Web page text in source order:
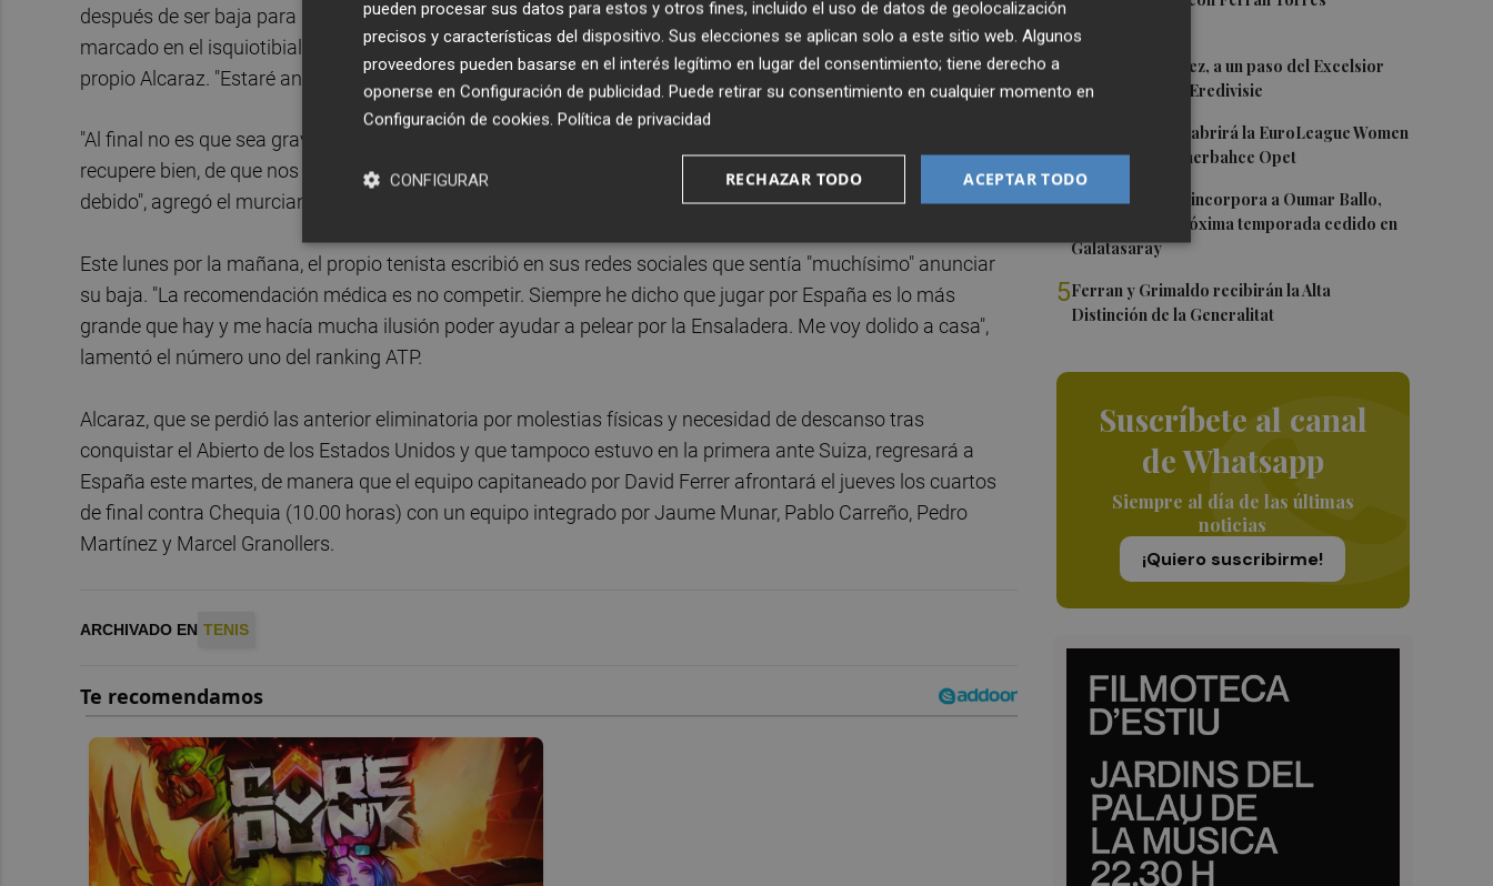
2
Mario Domínguez, a un paso del Excelsior
Róterdam de la Eredivisie
Valencia Basket abrirá la EuroLeague Women
en casa ante Fenerbahce Opet
4Valencia Basket incorpora a Oumar Ballo,
que jugará la próxima temporada cedido en
Galatasaray
5Ferran y Grimaldo recibirán la Alta
Distinción de la Generalitat
Suscríbete al canal
de Whatsapp
Siempre al día de las últimas
noticias
¡Quiero suscribirme!
después de ser baja para la 'Final a 8' de la Davis por una "sobrecarga muscular importante con edema
marcado en el isquiotibial" de la pierna derecha, según comunicó la Real Federación Española de Tenis y el
propio Alcaraz. "Estaré animando al equipo desde casa y dándole todo mi apoyo", aseguró en RTVE.
"Al final no es que sea grave, pero siempre hay ese riesgo de romperme, de que quede cicatriz y no se
recupere bien, de que nos dé problemas el día de mañana. Hay que cuidarse y recuperarlo en el tiempo
debido", agregó el murciano sobre su lesión.
Este lunes por la mañana, el propio tenista escribió en sus redes sociales que sentía "muchísimo" anunciar
su baja. "La recomendación médica es no competir. Siempre he dicho que jugar por España es lo más
grande que hay y me hacía mucha ilusión poder ayudar a pelear por la Ensaladera. Me voy dolido a casa",
lamentó el número uno del ranking ATP.
Alcaraz, que se perdió las anterior eliminatoria por molestias físicas y necesidad de descanso tras
conquistar el Abierto de los Estados Unidos y que tampoco estuvo en la primera ante Suiza, regresará a
España este martes, de manera que el equipo capitaneado por David Ferrer afrontará el jueves los cuartos
de final contra Chequia (10.00 horas) con un equipo integrado por Jaume Munar, Pablo Carreño, Pedro
Martínez y Marcel Granollers.
ARCHIVADO EN TENIS
pueden procesar sus datos para estos y otros fines, incluido el uso de datos de geolocalización
precisos y características del dispositivo. Sus elecciones se aplican solo a este sitio web. Algunos
proveedores pueden basarse en el interés legítimo en lugar del consentimiento; tiene derecho a
oponerse en Configuración de publicidad. Puede retirar su consentimiento en cualquier momento en
Configuración de cookies. Política de privacidad
ACEPTAR TODO
RECHAZAR TODO
CONFIGURAR